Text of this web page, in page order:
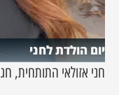
יום הולדת לחני
חני אזולאי התותחית,